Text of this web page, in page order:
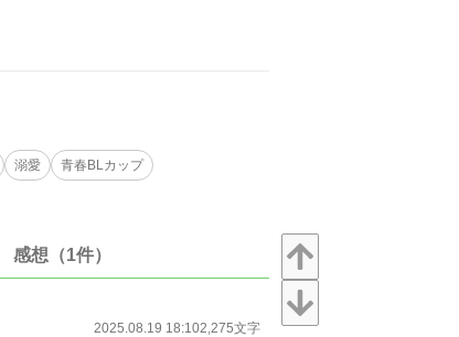
溺愛 青春BLカップ​
感想（1件）
2025.08.19 18:102,275文字